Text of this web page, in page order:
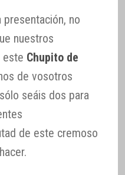
no
nuestros
este Chupito de
de vosotros
seáis dos para
de este cremoso